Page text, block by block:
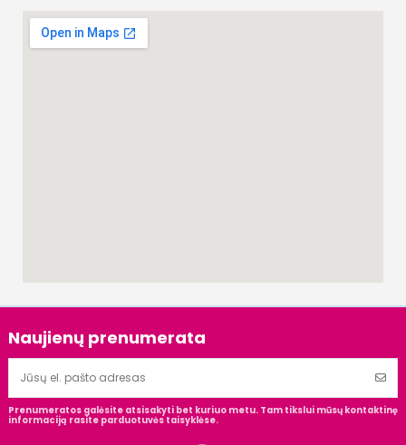
Naujienų prenumerata
Prenumeratos galėsite atsisakyti bet kuriuo metu. Tam tikslui mūsų kontaktinę
informaciją rasite parduotuvės taisyklėse.